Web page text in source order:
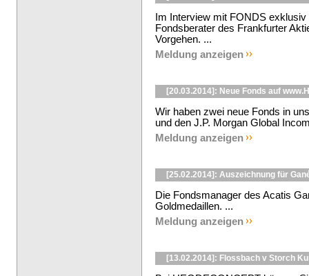
Im Interview mit FONDS
Fondsberater des Frankfurter
Vorgehen. ...
Meldung anzeigen
[20.03.2014]: Neue Fonds auf
Wir haben zwei neue Fonds in
und den J.P. Morgan Global
Meldung anzeigen
[25.02.2014]: Auszeichnung für
Die Fondsmanager des Acatis
Goldmedaillen. ...
Meldung anzeigen
[13.02.2014]: Flossbach v Storch